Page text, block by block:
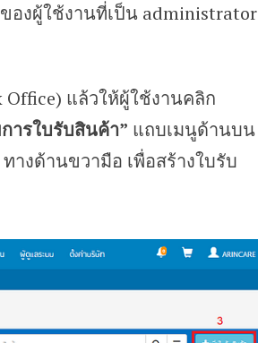
องผู้ใช้งานที่เป็น administrator
แล้วให้ผู้ใช้งานคลิก
ารใบรับสินค้า” แถบเมนูด้านบน
ทางด้านขวามือ เพื่อสร้างใบรับ